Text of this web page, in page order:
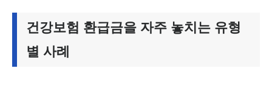
건강보험 환급금을 자주 놓치는 유형
별 사례